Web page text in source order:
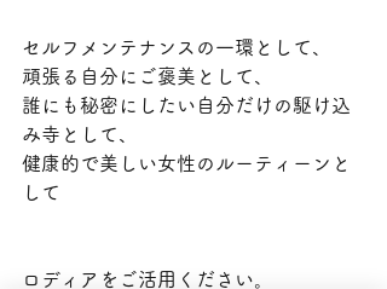
セルフメンテナンスの一環として、
頑張る自分にご褒美として、
誰にも秘密にしたい自分だけの駆け込
み寺として、
健康的で美しい女性のルーティーンと
して
ロディアをご活用ください。